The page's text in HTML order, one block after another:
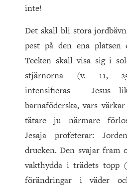
inte!
Det skall bli stora
pest på den ena
Tecken skall visa sig i
stjärnorna (v. 11,
intensifieras – Jesus
barnaföderska, vars
tätare ju närmare
Jesaja profeterar:
drucken. Den svajar fram
vakthydda i trädets topp
förändringar i väder